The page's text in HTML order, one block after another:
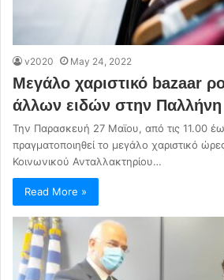
v2020 May 24, 2022
Μεγάλο χαριστικό bazaar
άλλων ειδών στην Παλλήνη
Την Παρασκευή 27 Μαϊου, από τις 11.00
πραγματοποιηθεί το μεγάλο χαριστικό
Κοινωνικού Ανταλλακτηρίου…
Read More »